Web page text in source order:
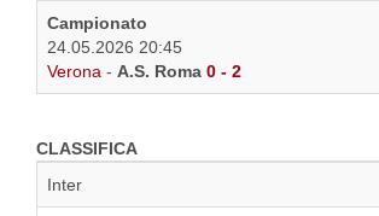
Campionato
24.05.2026 20:45
Verona - A.S. Roma 0 - 2
CLASSIFICA
Inter